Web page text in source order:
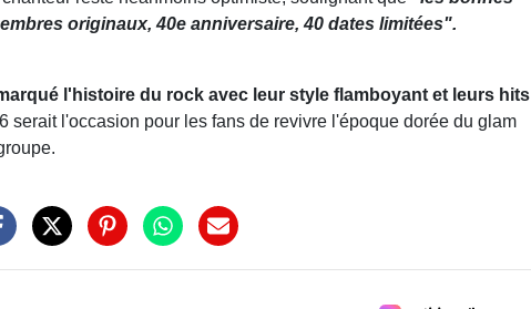
originaux, 40e anniversaire, 40 dates limitées".
l'histoire du rock avec leur style flamboyant et leurs hits
serait l'occasion pour les fans de revivre l'époque dorée du glam